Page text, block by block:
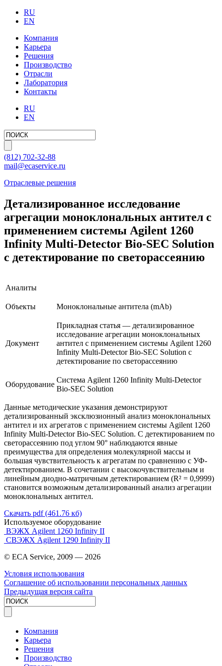
RU
EN
Компания
Карьера
Решения
Производство
Отрасли
Лаборатория
Контакты
RU
EN
(812) 702-32-88
mail@ecaservice.ru
Отраслевые решения
Детализированное исследование
агрегации моноклональных антител с
применением системы Agilent 1260
Infinity Multi-Detector Bio-SEC Solution
с детектирование по светорассеянию
Аналиты
Объекты Моноклональные антитела (mAb)
Документ
Прикладная статья — детализированное
исследование агрегации моноклональных
антител с применением системы Agilent 1260
Infinity Multi-Detector Bio-SEC Solution с
детектирование по светорассеянию
Оборудование
Система Agilent 1260 Infinity Multi-Detector
Bio-SEC Solution
Данные методические указания демонстрируют
детализированный эксклюзионный анализ моноклональных
антител и их агрегатов с применением системы Agilent 1260
Infinity Multi-Detector Bio-SEC Solution. С детектированием по
светорассеянию под углом 90° наблюдаются явные
преимущества для определения молекулярной массы и
большая чувствительность к агрегатам по сравнению с УФ-
детектированием. В сочетании с высокочувствительным и
линейным диодно-матричным детектированием (R² = 0,9999)
становится возможным детализированный анализ агрегации
моноклональных антител.
Скачать pdf (461.76 кб)
Используемое оборудование
ВЭЖХ Agilent 1260 Infinity II
СВЭЖХ Agilent 1290 Infinity II
© ECA Service, 2009 — 2026
Условия использования
Соглашение об использовании персональных данных
Предыдущая версия сайта
Компания
Карьера
Решения
Производство